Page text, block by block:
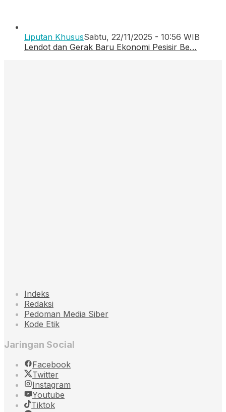
Liputan KhususSabtu, 22/11/2025 - 10:56 WIB
Lendot dan Gerak Baru Ekonomi Pesisir Be…
Indeks
Redaksi
Pedoman Media Siber
Kode Etik
Jaringan Social
Facebook
Twitter
Instagram
Youtube
Tiktok